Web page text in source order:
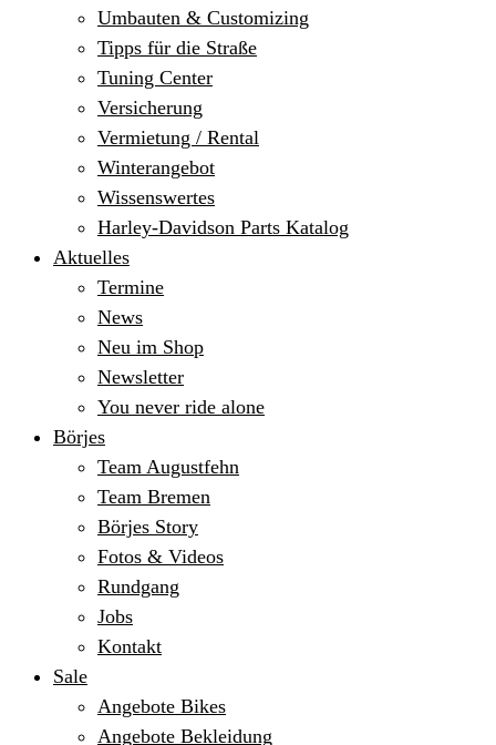
Umbauten & Customizing
Tipps für die Straße
Tuning Center
Versicherung
Vermietung / Rental
Winterangebot
Wissenswertes
Harley-Davidson Parts Katalog
Aktuelles
Termine
News
Neu im Shop
Newsletter
You never ride alone
Börjes
Team Augustfehn
Team Bremen
Börjes Story
Fotos & Videos
Rundgang
Jobs
Kontakt
Sale
Angebote Bikes
Angebote Bekleidung